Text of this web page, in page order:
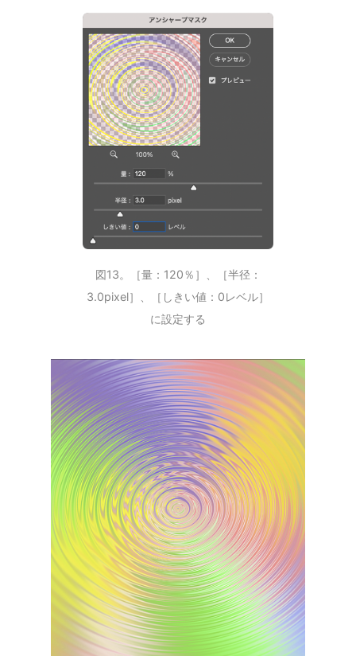
図13。［量：120％］、［半径：
3.0pixel］、［しきい値：0レベル］
に設定する